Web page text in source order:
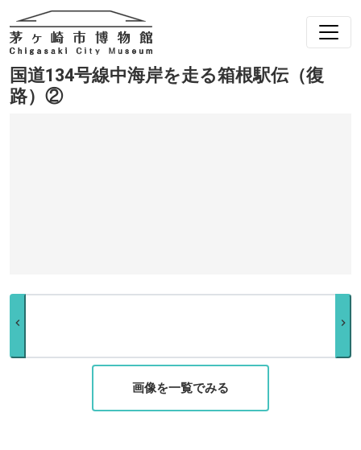
国道134号線中海岸を走る箱根駅伝（復
路）②
chevron_left chevron_right
画像を一覧でみる